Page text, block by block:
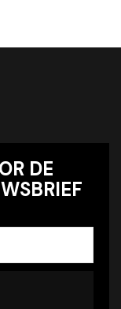
DE